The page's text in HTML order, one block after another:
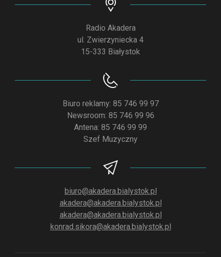
Radio Akadera
ul. Zwierzyniecka 4
15-333 Białystok
Biuro reklamy: 85 746 99 97
Newsroom: 85 746 99 96
Antena: 85 746 99 99
Szef Muzyczny
biuro@akadera.bialystok.pl
akadera@akadera.bialystok.pl
akadera@akadera.bialystok.pl
konrad.sikora@akadera.bialystok.pl